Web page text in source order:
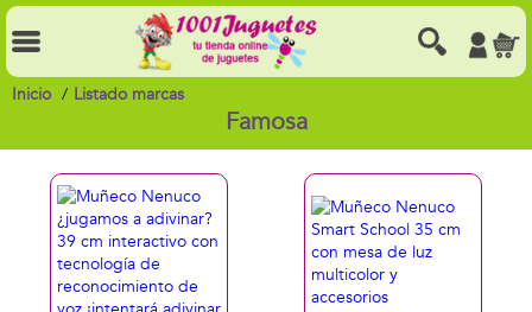
Inicio Listado marcas
Famosa